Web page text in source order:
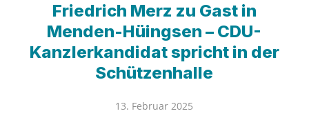
Friedrich Merz zu Gast in
Menden-Hüingsen – CDU-
Kanzlerkandidat spricht in der
Schützenhalle
13. Februar 2025